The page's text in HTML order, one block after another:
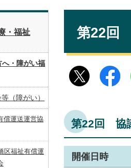
第22回
第22回 協
開催日時
・福祉
へ・障がい福
（障がい）
償運送運営協
福祉有償運